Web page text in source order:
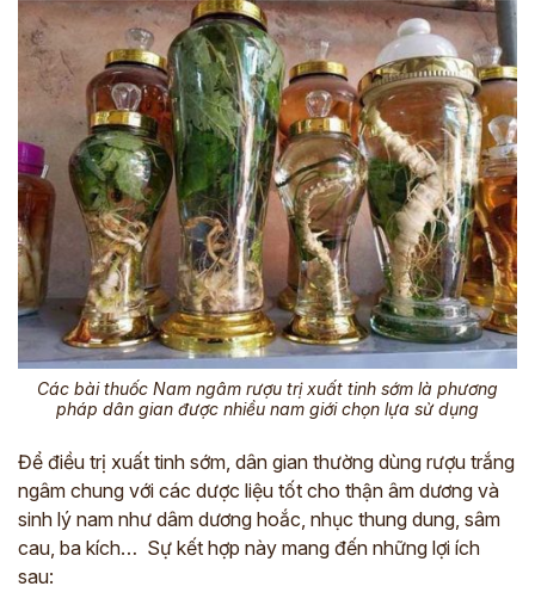
Các bài thuốc Nam ngâm rượu trị xuất tinh sớm là phương
pháp dân gian được nhiều nam giới chọn lựa sử dụng
Để điều trị xuất tinh sớm, dân gian thường dùng rượu trắng
ngâm chung với các dược liệu tốt cho thận âm dương và
sinh lý nam như dâm dương hoắc, nhục thung dung, sâm
cau, ba kích… Sự kết hợp này mang đến những lợi ích
sau: